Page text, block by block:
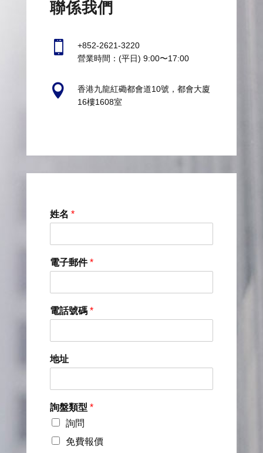
聯係我們

+852-2621-3220
營業時間：(平日) 9:00〜17:00

香港九龍紅磡都會道10號，都會大廈
16樓1608室
姓名 *
電子郵件*
電話號碼 *
地址
詢盤類型 *
詢問
免費報價